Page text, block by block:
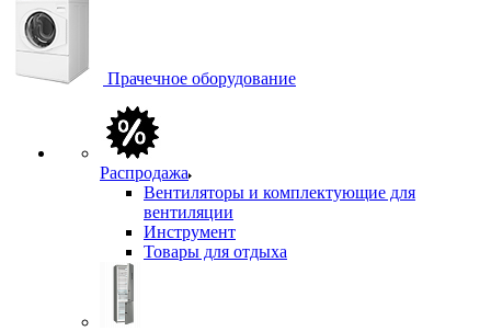
Прачечное оборудование
Распродажа
Вентиляторы и комплектующие для
вентиляции
Инструмент
Товары для отдыха